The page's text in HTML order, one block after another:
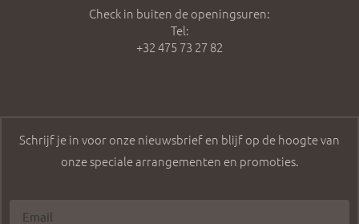
Check in buiten de openingsuren:
Tel:
+32 475 73 27 82
Schrijf je in voor onze nieuwsbrief en blijf op de hoogte van
onze speciale arrangementen en promoties.